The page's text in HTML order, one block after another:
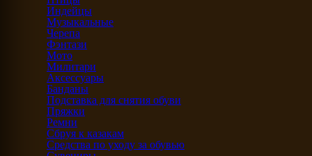
Индейцы
Музыкальные
Черепа
Фэнтази
Мото
Милитари
Аксессуары
Банданы
Подставка для снятия обуви
Пряжки
Ремни
Сбруя к казакам
Средства по уходу за обувью